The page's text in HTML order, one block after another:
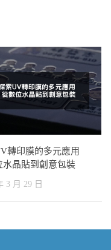
轉印膜的多元應用
水晶貼到創意包裝
3 月 29 日